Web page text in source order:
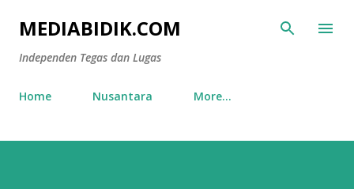
Skip to main content
MEDIABIDIK.COM
Independen Tegas dan Lugas
Home Nusantara More…